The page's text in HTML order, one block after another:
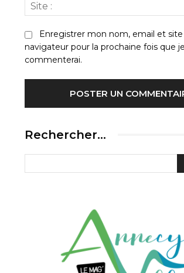
Enregistrer mon nom, email et
navigateur pour la prochaine fois que je
commenterai.
Rechercher…